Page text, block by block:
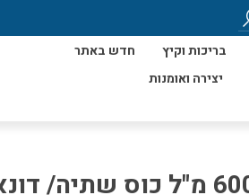
בריכות וקיץ
חדש באתר
יצירה ואומנות